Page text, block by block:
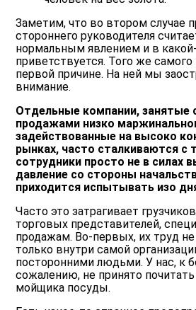
Заметим, что во втором случае
стороннего руководителя
нормальным явлением и в
приветствуется. Того же самого
первой причине. На ней мы
внимание.
Отдельные компании, занятые
продажами низко
задействованные на высоко
рынках, часто сталкиваются с
сотрудники просто не в силах
давление со стороны
приходится испытывать изо
Часто это затрагивает
торговых представителей,
продажам. Во-первых, их труд
только внутри самой
посторонними людьми. У нас, к
сожалению, не принято
мойщика посуды.